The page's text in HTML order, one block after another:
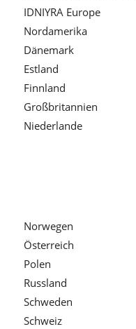
IDNIYRA Europe
Nordamerika
Dänemark
Estland
Finnland
Großbritannien
Niederlande
Norwegen
Österreich
Polen
Russland
Schweden
Schweiz